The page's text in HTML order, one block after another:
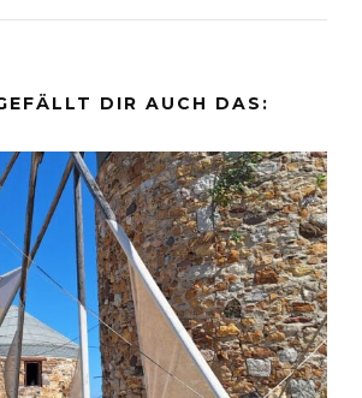
DIR AUCH DAS: